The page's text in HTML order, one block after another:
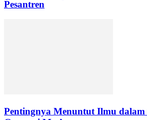
Pesantren
Pentingnya Menuntut Ilmu dalam